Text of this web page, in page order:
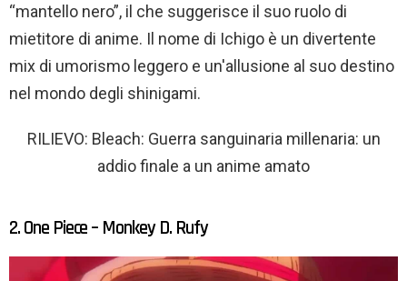
“mantello nero”, il che suggerisce il suo ruolo di
mietitore di anime. Il nome di Ichigo è un divertente
mix di umorismo leggero e un'allusione al suo destino
nel mondo degli shinigami.
RILIEVO: Bleach: Guerra sanguinaria millenaria: un
addio finale a un anime amato
2. One Piece – Monkey D. Rufy